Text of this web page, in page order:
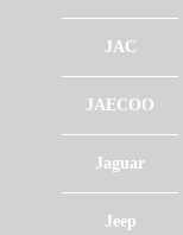
JAC
JAECOO
Jaguar
Jeep